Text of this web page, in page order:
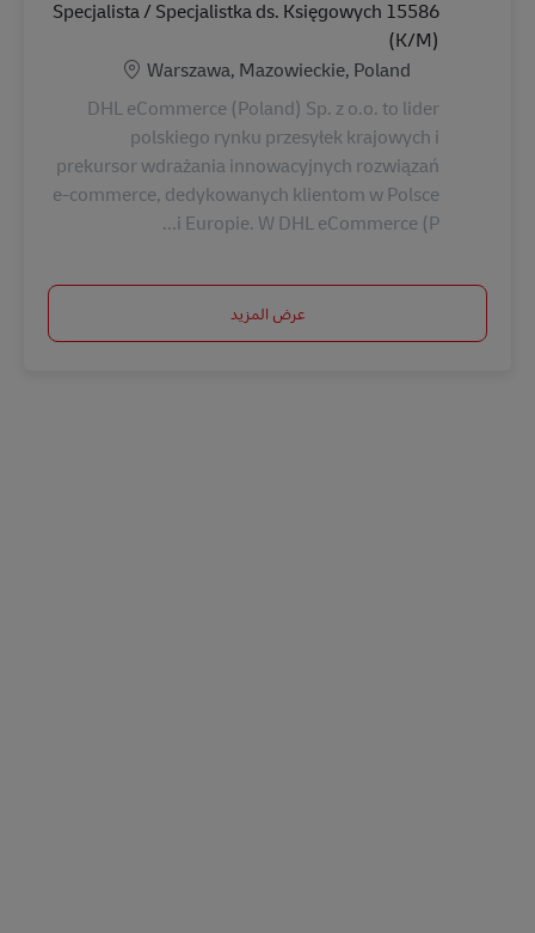
Specjalista / Specjalistka ds. Księgowych 15586
(K/M)
الموقع
Warszawa, Mazowieckie, Poland
DHL eCommerce (Poland) Sp. z o.o. to lider
polskiego rynku przesyłek krajowych i
prekursor wdrażania innowacyjnych rozwiązań
e-commerce, dedykowanych klientom w Polsce
i Europie. W DHL eCommerce (P...
عرض المزيد